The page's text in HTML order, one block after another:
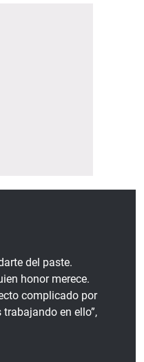
del paste.
honor merece.
complicado por
en ello”,